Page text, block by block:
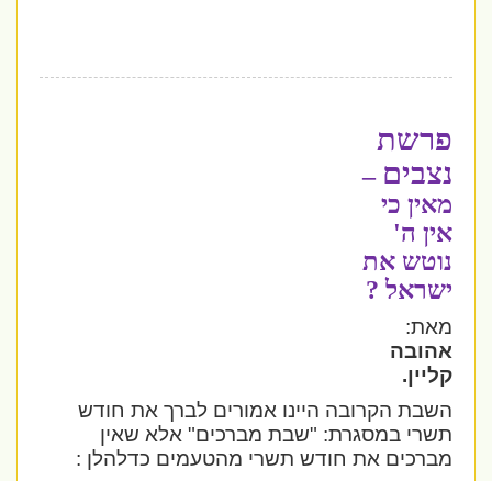
פרשת
נצבים–
מאין כי
אין ה'
נוטש את
ישראל ?
מאת:
אהובה
קליין.
השבת הקרובה היינו אמורים לברך את חודש
תשרי במסגרת: "שבת מברכים" אלא שאין
מברכים את חודש תשרי מהטעמים כדלהלן :